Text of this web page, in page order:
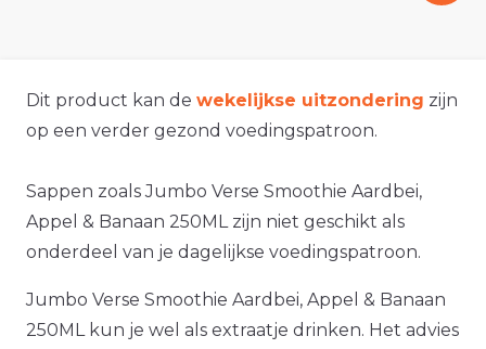
Dit product kan de wekelijkse uitzondering zijn
op een verder gezond voedingspatroon.
Sappen zoals Jumbo Verse Smoothie Aardbei,
Appel & Banaan 250ML zijn niet geschikt als
onderdeel van je dagelijkse voedingspatroon.
Jumbo Verse Smoothie Aardbei, Appel & Banaan
250ML kun je wel als extraatje drinken. Het advies